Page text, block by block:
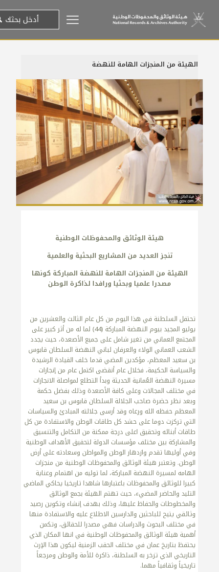
الهيئة من المنجزات الهامة للنهضة
23 يوليو، 2014
هيئة الوثائق والمحفوظات الوطنية
تنجز العديد من المشاريع البحثية والعلمية
الهيئة من المنجزات الهامة للنهضة المباركة كونها
مصدرا علميا وبحثيا ورافدا لذاكرة الوطن
تحتفل السلطنة في هذا اليوم من كل عام الثالث والعشرين من
يوليو المجيد بيوم النهضة المباركة (44) لما له من أثر كبير على
المجتمع العماني من تغير شامل على جميع الأصعدة، حيث يجدد
الشعب العماني الولاء والعرفان لباني النهضة السلطان قابوس
بن سعيد المعظم، مؤكدين المضي قدما خلف القيادة الرشيدة
والسياسة الحكيمة، فخلال عام أنقضى اكتمل عام من إنجازات
مسيرة النهضة العُمانية الحديثة وبدأ التطلع لمواصلة الانجازات
في مختلف المجالات وعلى كافة الأصعدة وذلك بفضل حكمة
وبعد نظر حضرة صاحب الجلالة السلطان قابوس بن سعيد
المعظم حفظه الله ورعاه وقد أرسى جلالته المبادئ والسياسات
التي تركزت دوما على حشد كل طاقات الوطن والاستفادة من كل
طاقات أبنائه وتحقيق اعلى درجة ممكنة من التكامل والتنسيق
والمشاركة بين مختلف مؤسسات الدولة لتحقيق الأهداف الوطنية
وفي أوليها تقدم وازدهار الوطن والمواطن وسعادته على أرض
الوطن. وتعتبر هيئة الوثائق والمحفوظات الوطنية من منجزات
الهامه لمسيرة النهضة المباركة، لما توليه من اهتمام وعناية
كبيرا للوثائق والمحفوظات باعتبارها شاهدا تاريخيا يحاكي الماضي
التليد والحاضر المضيء، حيث تهتم الهيئة بجمع الوثائق
والمخطوطات والحفاظ عليها، وذلك بهدف إنشاء وتكوين رصيد
وثائقي يتيح للباحثين والدارسين الاطلاع عليه والاستفادة منها
في مختلف البحوث والدراسات فهي مصدرا للحقائق، وتكمن
أهمية هيئة الوثائق والمحفوظات الوطنية في انها المكان الذي
يحتفظ بتاريخ عمان في مختلف الحقب الزمنية ليكون هذا الإرث
التاريخي الذي تزخر به السلطنة، ذاكرة للأمة والوطن ومرجعاً
تاريخياً وثقافياً مهما.